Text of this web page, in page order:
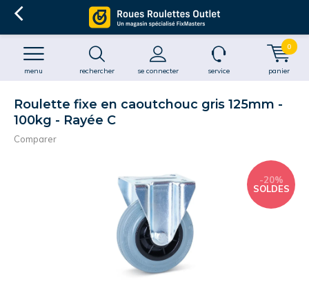
rechercher se connecter
menu service panier
0
Roulette fixe en caoutchouc gris 125mm -
100kg - Rayée C
Comparer
-20%
SOLDES